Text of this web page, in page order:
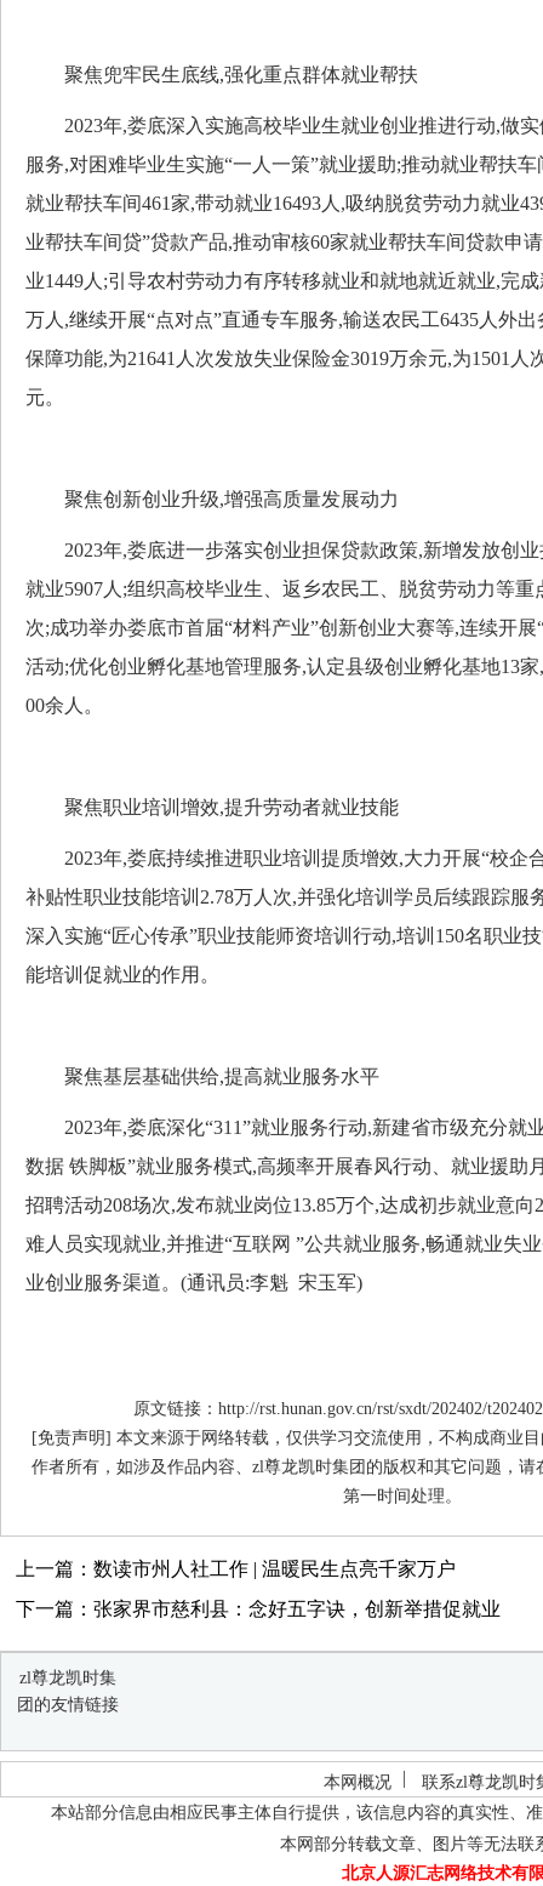
聚焦兜牢民生底线,强化重点群体就业帮扶
2023年,娄底深入实施高校毕业生就业创业推进行动,做实
服务,对困难毕业生实施“一人一策”就业援助;推动就业帮扶
就业帮扶车间461家,带动就业16493人,吸纳脱贫劳动力就业
业帮扶车间贷”贷款产品,推动审核60家就业帮扶车间贷款申
业1449人;引导农村劳动力有序转移就业和就地就近就业,完
万人,继续开展“点对点”直通专车服务,输送农民工6435人外
保障功能,为21641人次发放失业保险金3019万余元,为1501人
元。
聚焦创新创业升级,增强高质量发展动力
2023年,娄底进一步落实创业担保贷款政策,新增发放创业
就业5907人;组织高校毕业生、返乡农民工、脱贫劳动力等重
次;成功举办娄底市首届“材料产业”创新创业大赛等,连续开
活动;优化创业孵化基地管理服务,认定县级创业孵化基地13
00余人。
聚焦职业培训增效,提升劳动者就业技能
2023年,娄底持续推进职业培训提质增效,大力开展“校企
补贴性职业技能培训2.78万人次,并强化培训学员后续跟踪服
深入实施“匠心传承”职业技能师资培训行动,培训150名职业
能培训促就业的作用。
聚焦基层基础供给,提高就业服务水平
2023年,娄底深化“311”就业服务行动,新建省市级充分就
数据 铁脚板”就业服务模式,高频率开展春风行动、就业援助
招聘活动208场次,发布就业岗位13.85万个,达成初步就业意向
难人员实现就业,并推进“互联网 ”公共就业服务,畅通就业失
业创业服务渠道。(通讯员:李魁 宋玉军)
原文链接：http://rst.hunan.gov.cn/rst/sxdt/202402/
[免责声明] 本文来源于网络转载，仅供学习交流使用，不构成商业
作者所有，如涉及作品内容、zl尊龙凯时集团的版权和其它问题，请
第一时间处理。
上一篇：数读市州人社工作 | 温暖民生点亮千家万户
下一篇：张家界市慈利县：念好五字诀，创新举措促就业
zl尊龙凯时集
团的友情链接
本网概况
联系zl尊龙凯时
本站部分信息由相应民事主体自行提供，该信息内容的真实性、
本网部分转载文章、图片等无法
北京人源汇志网络技术有